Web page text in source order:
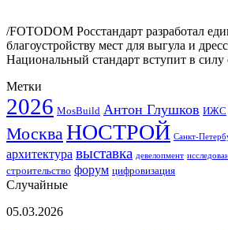
/FOTODOM Росстандарт разработал
благоустройству мест для выгула и
Национальный стандарт вступит в
Метки
2026 MosBuild Антон Глушков ИЖС
Москва НОСТРОЙ Санкт-
архитектура выставка девелопмент
строительство форум цифровизация
Случайные
Когда
05.03.2026